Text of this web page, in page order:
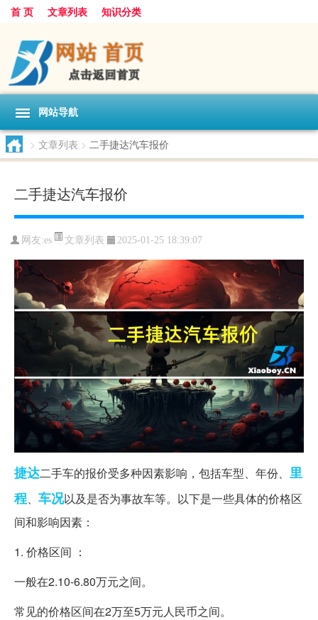
首 页 文章列表 知识分类
网站导航
> 文章列表 > 二手捷达汽车报价
二手捷达汽车报价
网友:es 文章列表 2025-01-25 18:39:07
捷达二手车的报价受多种因素影响，包括车型、年份、 里
程、 车况以及是否为事故车等。以下是一些具体的价格区
间和影响因素：
1. 价格区间 ：
一般在2.10-6.80万元之间。
常见的价格区间在2万至5万元人民币之间。